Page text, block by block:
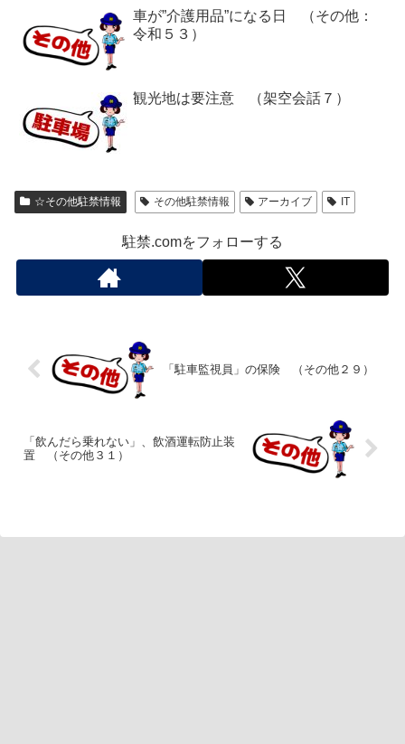
車が”介護用品”になる日 （その他：
令和５３）
観光地は要注意 （架空会話７）
☆その他駐禁情報 その他駐禁情報 アーカイブ IT
駐禁.comをフォローする
「駐車監視員」の保険 （その他２９）
「飲んだら乗れない」、飲酒運転防止装
置 （その他３１）